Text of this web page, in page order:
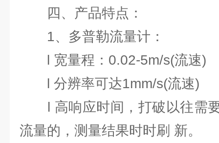
四、产品特点：
1、多普勒流量计：
l 宽量程：0.02-5m/s(流速)
l 分辨率可达1mm/s(流速)
l 高响应时间，打破以往需
流量的，测量结果时时刷 新。